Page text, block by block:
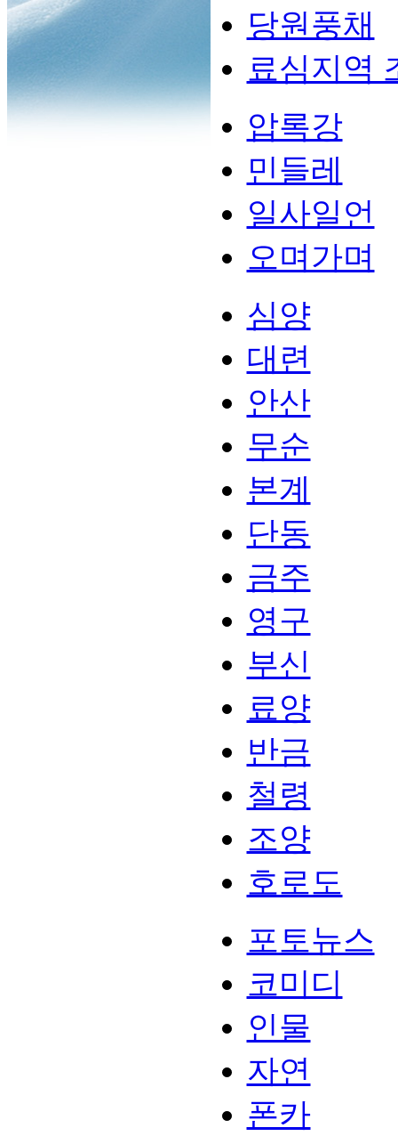
당원풍채
료심지역
압록강
민들레
일사일언
오며가며
심양
대련
안산
무순
본계
단동
금주
영구
부신
료양
반금
철령
조양
호로도
포토뉴스
코미디
인물
자연
폰카